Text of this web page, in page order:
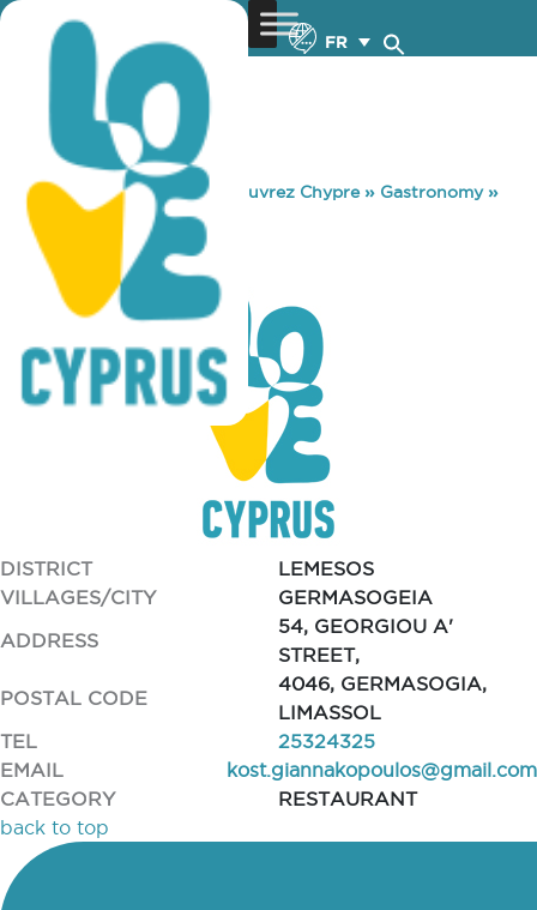
FR
You are here: Home »Découvrez Chypre» Gastronomy»
THIMARI
THIMARI
DISTRICT
LEMESOS
VILLAGES/CITY
GERMASOGEIA
ADDRESS
54, GEORGIOU A'
STREET,
POSTAL CODE
4046, GERMASOGIA,
LIMASSOL
TEL
25324325
EMAIL
kost.giannakopoulos@gmail.com
CATEGORY
RESTAURANT
back to top